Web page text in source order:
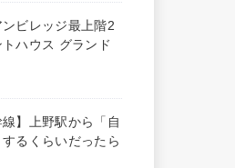
ビレッジ最上階2
ハウス グランド
線】上野駅から「自
るくらいだったら